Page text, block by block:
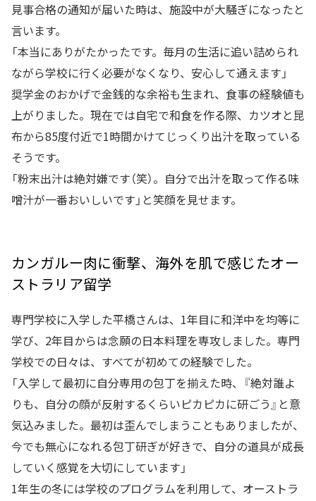
見事合格の通知が届いた時は、施設中が大騒ぎになったと
言います。
「本当にありがたかったです。毎月の生活に追い詰められ
ながら学校に行く必要がなくなり、安心して通えます」
奨学金のおかげで金銭的な余裕も生まれ、食事の経験値も
上がりました。現在では自宅で和食を作る際、カツオと昆
布から85度付近で1時間かけてじっくり出汁を取っている
そうです。
「粉末出汁は絶対嫌です（笑）。自分で出汁を取って作る味
噌汁が一番おいしいです」と笑顔を見せます。
カンガルー肉に衝撃、海外を肌で感じたオー
ストラリア留学
専門学校に入学した平橋さんは、1年目に和洋中を均等に
学び、2年目からは念願の日本料理を専攻しました。専門
学校での日々は、すべてが初めての経験でした。
「入学して最初に自分専用の包丁を揃えた時、『絶対誰よ
りも、自分の顔が反射するくらいピカピカに研ごう』と意
気込みました。最初は歪んでしまうこともありましたが、
今でも無心になれる包丁研ぎが好きで、自分の道具が成長
していく感覚を大切にしています」
1年生の冬には学校のプログラムを利用して、オーストラ